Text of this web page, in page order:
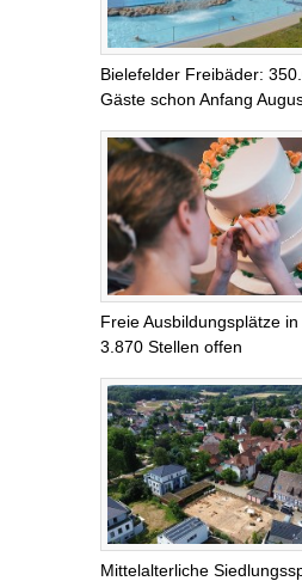
Bielefelder Freibäder:
Gäste schon Anfang
Freie Ausbildungsplätze in
3.870 Stellen offen
Mittelalterliche